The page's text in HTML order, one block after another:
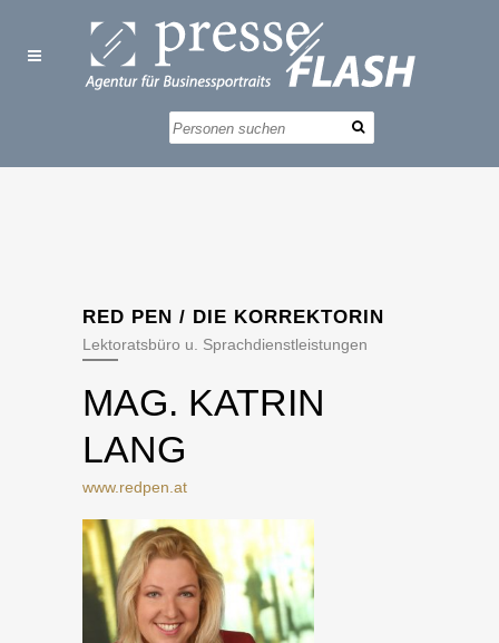
RED PEN / DIE KORREKTORIN
Lektoratsbüro u. Sprachdienstleistungen
MAG. KATRIN
LANG
www.redpen.at